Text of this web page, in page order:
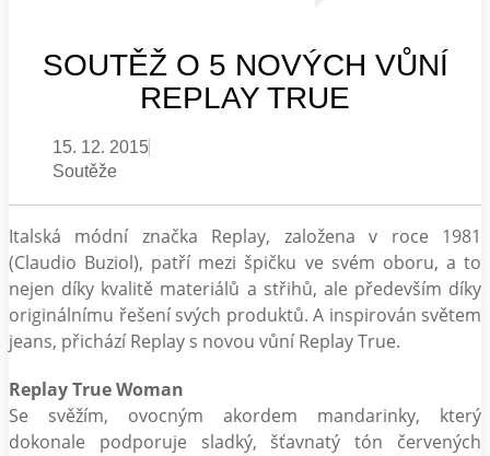
SOUTĚŽ O 5 NOVÝCH VŮNÍ
REPLAY TRUE
15. 12. 2015
Soutěže
Italská módní značka Replay, založena v roce 1981
(Claudio Buziol), patří mezi špičku ve svém oboru, a to
nejen díky kvalitě materiálů a střihů, ale především díky
originálnímu řešení svých produktů. A inspirován světem
jeans, přichází Replay s novou vůní Replay True.
Replay True Woman
Se svěžím, ovocným akordem mandarinky, který
dokonale podporuje sladký, šťavnatý tón červených